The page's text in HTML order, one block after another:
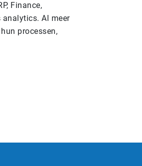
Finance,
analytics. Al meer
processen,